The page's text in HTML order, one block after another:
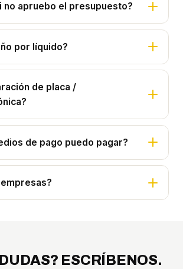
no apruebo el presupuesto?
por líquido?
de placa /
de pago puedo pagar?
ESCRÍBENOS.